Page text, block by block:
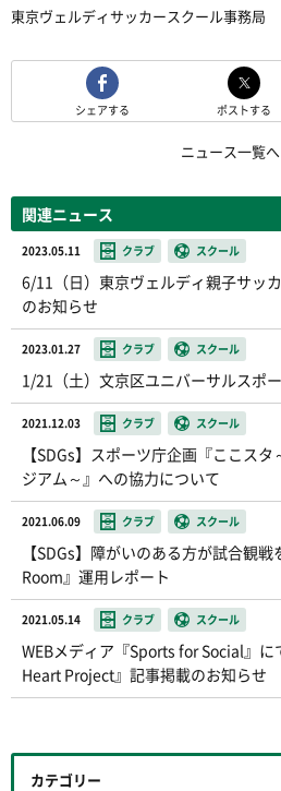
東京ヴェルディサッカースクール事務局
シェアする ポストする
ニュース一覧へ
関連ニュース
2023.05.11 クラブ スクール
6/11（日）東京ヴェルディ親子サッ
のお知らせ
2023.01.27 クラブ スクール
1/21（土）文京区ユニバーサルスポ
2021.12.03 クラブ スクール
【SDGs】スポーツ庁企画『ここス
ジアム～』への協力について
2021.06.09 クラブ スクール
【SDGs】障がいのある方が試合観
Room』運用レポート
2021.05.14 クラブ スクール
WEBメディア『Sports for Social』
Heart Project』記事掲載のお知らせ
カテゴリー